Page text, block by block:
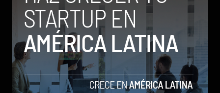
Qwen 3.8-Max, la nueva IA de Alibaba que desafía a
los modelos más poderosos